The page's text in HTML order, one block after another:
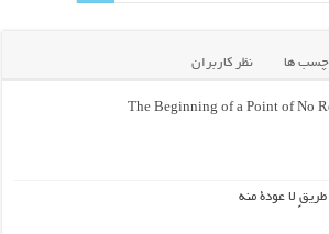
ها نظر کاربران
The Beginning of a Point of No
طريقٍ لا عودة منه